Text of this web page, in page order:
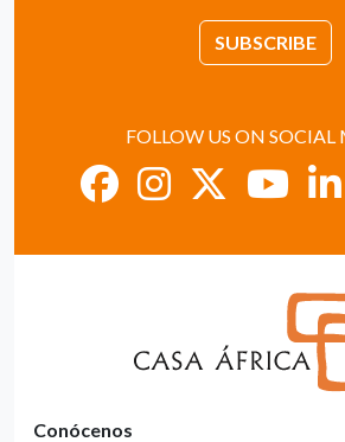
SUBSCRIBE
FOLLOW US ON SOCIAL
Conócenos